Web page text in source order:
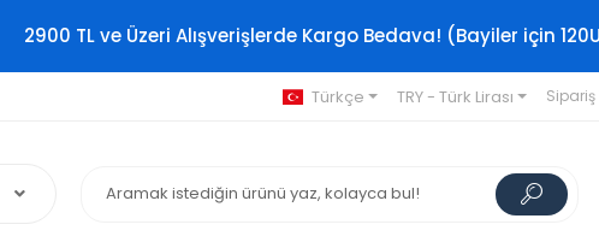
2900 TL ve Üzeri Alışverişlerde Kargo Bedava! (Bayiler için
Türkçe TRY - Türk Lirası